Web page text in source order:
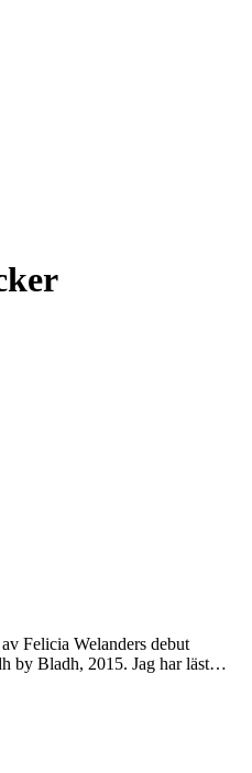
Felicia Welanders debut
by Bladh, 2015. Jag har läst…